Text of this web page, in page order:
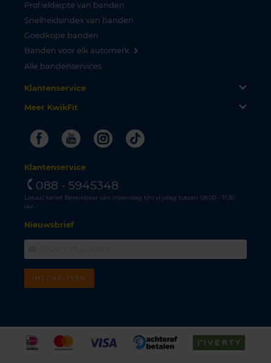
Profieldiepte van banden
Snelheidsindex van banden
Goedkope banden
Banden voor elk automerk
Alle bandenservices
Klantenservice
Meer KwikFit
FacebookYoutubeInstagram
Tiktok
Klantenservice
088 - 5945348
Lokaal tarief. Bereikbaar van maandag t/m vrijdag tussen 08.00 - 17.30
uur.
Nieuwsbrief
INSCHRIJVEN